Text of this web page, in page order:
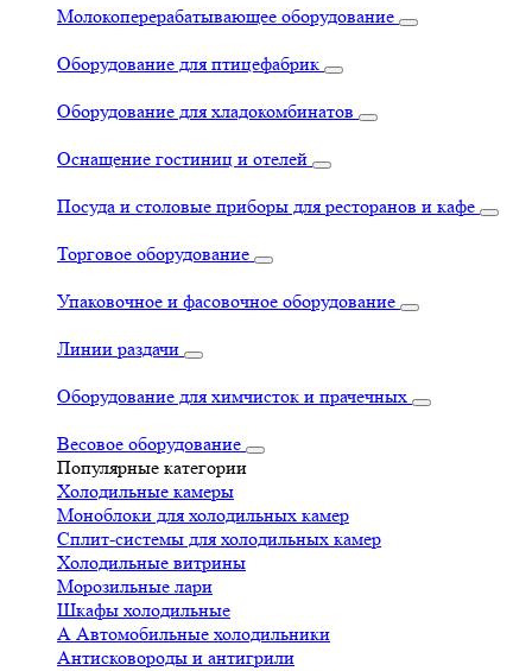
Молокоперерабатывающее оборудование
Оборудование для птицефабрик
Оборудование для хладокомбинатов
Оснащение гостиниц и отелей
Посуда и столовые приборы для ресторанов и кафе
Торговое оборудование
Упаковочное и фасовочное оборудование
Линии раздачи
Оборудование для химчисток и прачечных
Весовое оборудование
Популярные категории
Холодильные камеры
Моноблоки для холодильных камер
Сплит-системы для холодильных камер
Холодильные витрины
Морозильные лари
Шкафы холодильные
А Автомобильные холодильники
Антисковороды и антигрили